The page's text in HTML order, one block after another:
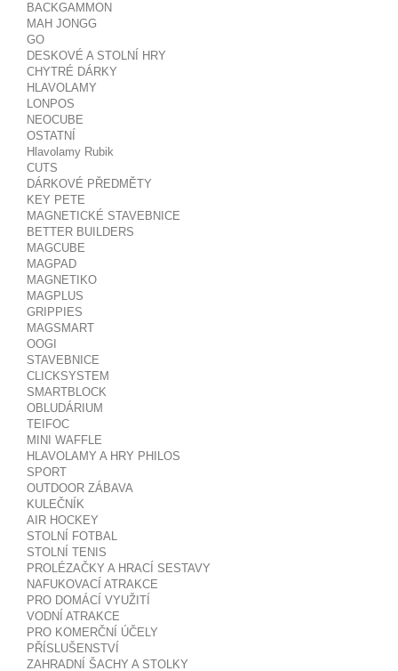
BACKGAMMON
MAH JONGG
GO
DESKOVÉ A STOLNÍ HRY
CHYTRÉ DÁRKY
HLAVOLAMY
LONPOS
NEOCUBE
OSTATNÍ
Hlavolamy Rubik
CUTS
DÁRKOVÉ PŘEDMĚTY
KEY PETE
MAGNETICKÉ STAVEBNICE
BETTER BUILDERS
MAGCUBE
MAGPAD
MAGNETIKO
MAGPLUS
GRIPPIES
MAGSMART
OOGI
STAVEBNICE
CLICKSYSTEM
SMARTBLOCK
OBLUDÁRIUM
TEIFOC
MINI WAFFLE
HLAVOLAMY A HRY PHILOS
SPORT
OUTDOOR ZÁBAVA
KULEČNÍK
AIR HOCKEY
STOLNÍ FOTBAL
STOLNÍ TENIS
PROLÉZAČKY A HRACÍ SESTAVY
NAFUKOVACÍ ATRAKCE
PRO DOMÁCÍ VYUŽITÍ
VODNÍ ATRAKCE
PRO KOMERČNÍ ÚČELY
PŘÍSLUŠENSTVÍ
ZAHRADNÍ ŠACHY A STOLKY